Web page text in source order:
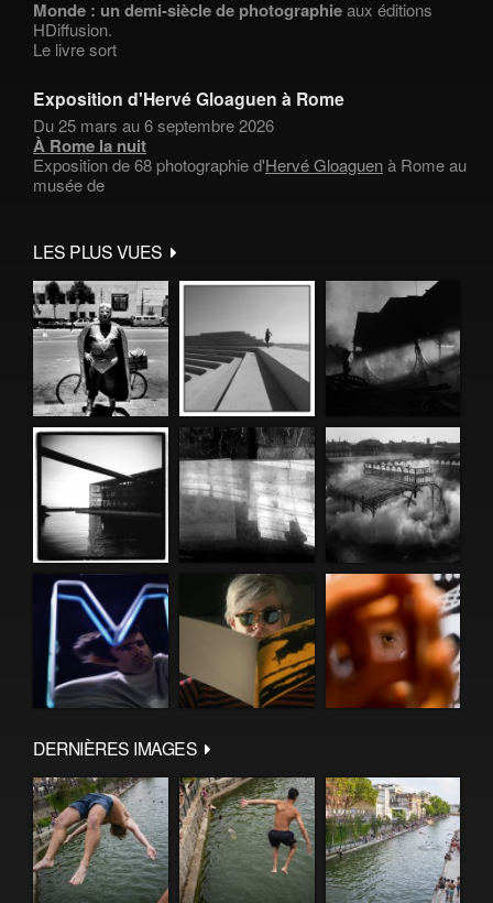
Monde : un demi-siècle de photographieaux éditions
HDiffusion.
Le livre sort
Exposition d'Hervé Gloaguen à Rome
Du 25 mars au 6 septembre 2026
À Rome la nuit
Exposition de 68 photographie d'Hervé Gloaguenà Rome au
musée de
LES PLUS VUES
DERNIÈRES IMAGES